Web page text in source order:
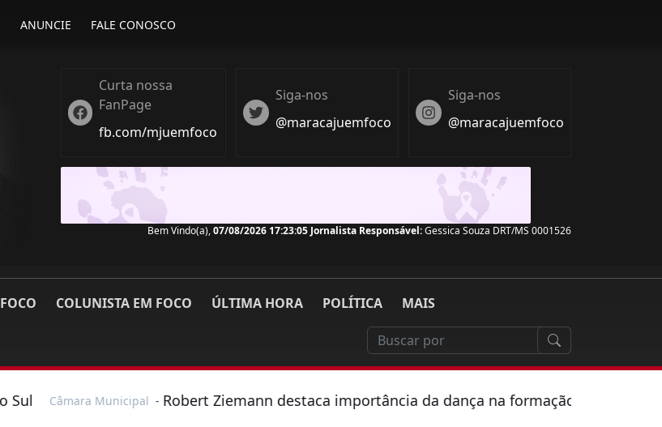
ANUNCIE FALE CONOSCO
Twitter
Curta nossa
FanPage
fb.com/mjuemfoco
Twiter
Siga-nos
@maracajuemfoco
Instagram
Siga-nos
@maracajuemfoco
Bem Vindo(a),07/08/2026 17:23:07 Jornalista Responsável:Gessica Souza DRT/MS 0001526
COLUNISTA EM FOCO ÚLTIMA HORA POLÍTICA MAIS
Municipal - Robert Ziemann destaca importância da dança na formação de jovens durante